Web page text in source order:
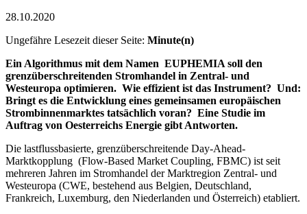
28.10.2020
Ungefähre Lesezeit dieser Seite: Minute(n)
Ein Algorithmus mit dem Namen EUPHEMIA soll den
grenzüber­schreitenden Stromhandel in Zentral-­ und
Westeuropa optimieren. Wie effizient ist das Instrument? Und:
Bringt es die Entwicklung eines gemeinsamen europäischen
Strombinnenmarktes tatsächlich voran? Eine Studie im
Auftrag von Oesterreichs Energie gibt Antworten.
Die lastflussbasierte, grenzüberschreitende Day-Ahead-
Marktkopplung (Flow-Based Market Coupling, FBMC) ist seit
mehreren Jahren im Stromhandel der Marktregion Zentral- und
Westeuropa (CWE, bestehend aus Belgien, Deutschland,
Frankreich, Luxemburg, den Niederlanden und Österreich) etabliert.